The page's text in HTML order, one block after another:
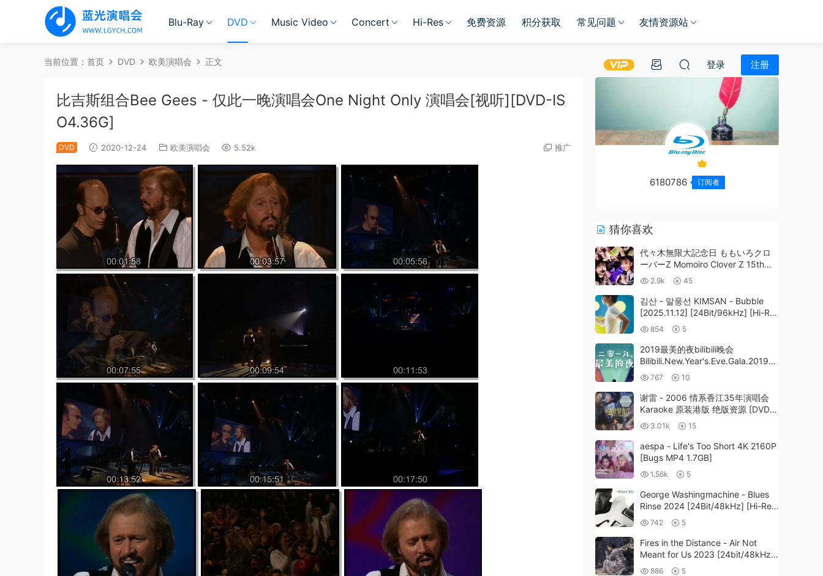
Blu-Ray DVD Music Video Concert Hi-Res 免费资源 积分获取 常见问题 友情资源站
登录 注册
当前位置： 首页 DVD 欧美演唱会 正文
比吉斯组合Bee Gees - 仅此一晚演唱会One Night Only 演唱会[视听][DVD-IS
O4.36G]
DVD 2020-12-24 欧美演唱会 5.52k 推广
6180786 订阅者
猜你喜欢
代々木無限大記念日 ももいろクロ
ーバーZ Momoiro Clover Z 15th
Anniversary at Yoyogi Mugendai
Kinenbi 2023 [BDISO 3BD
94.3GB]
2.9k 45
김산 - 말풍선 KIMSAN - Bubble
[2025.11.12] [24Bit/96kHz] [Hi-Res
Flac 198MB]
854 5
2019最美的夜bilibili晚会
Bilibili.New.Year's.Eve.Gala.201912
31.WEB-DL.1080p.H264.AAC.ts
[HDTV TS 12.7GB]
767 10
谢雷 - 2006 情系香江35年演唱会
Karaoke 原装港版 绝版资源 [DVD
ISO 7.2G]
3.01k 15
aespa - Life's Too Short 4K 2160P
[Bugs MP4 1.7GB]
1.56k 5
George Washingmachine - Blues
Rinse 2024 [24Bit/48kHz] [Hi-Res
Flac 467MB]
742 5
Fires in the Distance - Air Not
Meant for Us 2023 [24bit/48kHz]
[Hi-Res Flac 640MB]
886 5